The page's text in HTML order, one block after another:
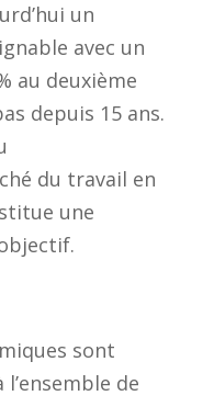
un
avec un
au deuxième
depuis 15 ans.
du travail en
une
sont
de